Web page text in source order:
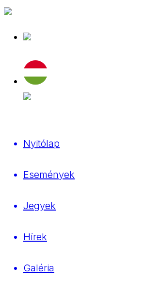
Nyitólap
Események
Jegyek
Hírek
Galéria